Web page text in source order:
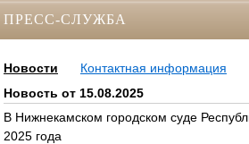
ПРЕСС-СЛУЖБА
Новости
Контактная информация
Новость от 15.08.2025
В Нижнекамском городском суде
2025 года